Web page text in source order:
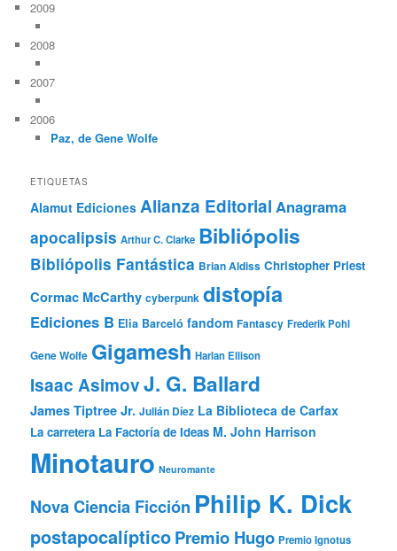
2009
2008
2007
2006
Paz, de Gene Wolfe
ETIQUETAS
Alamut Ediciones Alianza Editorial Anagrama
apocalipsis Arthur C. Clarke Bibliópolis
Bibliópolis Fantástica Brian Aldiss Christopher Priest
Cormac McCarthy cyberpunk distopía
Ediciones B Elia Barceló fandom Fantascy Frederik Pohl
Gene Wolfe Gigamesh Harlan Ellison
Isaac AsimovJ. G. Ballard
James Tiptree Jr. Julián Díez La Biblioteca de Carfax
La carretera La Factoría de Ideas M. John Harrison
Minotauro Neuromante
Nova Ciencia Ficción Philip K. Dick
postapocalípticoPremio Hugo Premio Ignotus